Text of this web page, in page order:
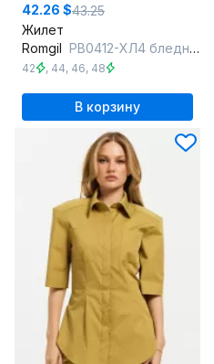
42.26 $43.25
Жилет
Romgil РВ0412-ХЛ4 бледно-голубой
42 , 44, 46, 48
В корзину